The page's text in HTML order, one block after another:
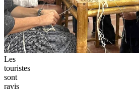
Les
touristes
sont
ravis